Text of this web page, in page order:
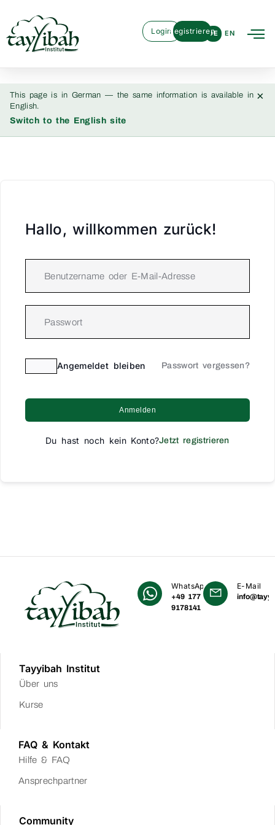
DE EN
LoginRegistrieren
This page is in German — the same information is available in
English.
Switch to the English site
×
Hallo, willkommen zurück!
Angemeldet bleiben Passwort vergessen?
Anmelden
Du hast noch kein Konto?Jetzt registrieren
WhatsApp
+49 177
9178141
E-Mail
Tayyibah Institut
Über uns
Kurse
FAQ & Kontakt
Hilfe & FAQ
Ansprechpartner
Community